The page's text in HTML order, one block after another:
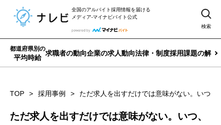
全国のアルバイト採用情報を届ける
メディア-マイナビバイト公式
検索
都道府県別の
平均時給
求職者の動向企業の求人動向法律・制度採用課題の解決
TOP 採用事例 ただ求人を出すだけでは意味がない。いつ
ただ求人を出すだけでは意味がない。いつ、